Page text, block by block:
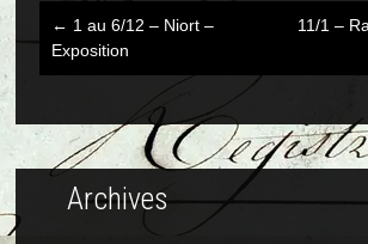
Post
navigation
← 1 au 6/12 – Niort –
Exposition
11/1 –
Archives